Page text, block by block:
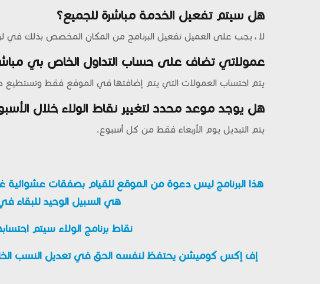
هل سيتم تفعيل الخدمة مباشرة للجميع؟
لا ، يجب على العميل تفعيل البرنامج من المكان المخصص بذلك في
عمولاتي تضاف على حساب التداول الخاص بي
يتم احتساب العمولات التي يتم إضافتها في الموقع فقط
هل يوجد موعد محدد لتغيير نقاط الولاء خلال
يتم التبديل يوم الأربعاء فقط من كل أسبوع.
هذا البرنامج ليس دعوة من الموقع للقيام بصفقات
هي السبيل الوحيد للبقاء
نقاط برنامج الولاء سيتم
إف إكس كوميشن يحتفظ لنفسه الحق في تعديل النسب الخاصة